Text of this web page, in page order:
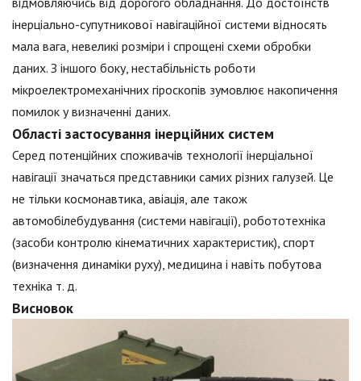
інерціально-супутникової навігаційної системи відносять
мала вага, невеликі розміри і спрощені схеми обробки
даних. З іншого боку, нестабільність роботи
мікроелектромеханічних гіроскопів зумовлює накопичення
помилок у визначенні даних.
Області застосування інерційних систем
Серед потенційних споживачів технології інерціальної
навігації значаться представники самих різних галузей. Це
не тільки космонавтика, авіація, але також
автомобілебудування (системи навігації), робототехніка
(засоби контролю кінематичних характеристик), спорт
(визначення динаміки руху), медицина і навіть побутова
техніка т. д.
Висновок